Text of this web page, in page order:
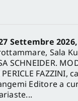
Settembre 2026,
Sala
SCHNEIDER.
FAZZINI,
Editore a